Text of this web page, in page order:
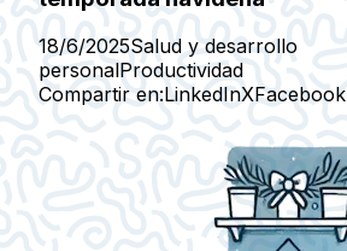
18/6/2025Salud y desarrollo
personalProductividad
Compartir en:LinkedInXFacebook